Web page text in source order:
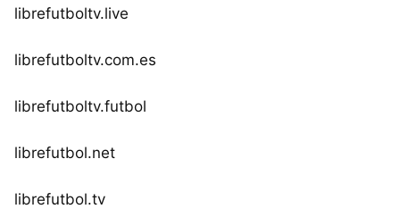
librefutboltv.live
librefutboltv.com.es
librefutboltv.futbol
librefutbol.net
librefutbol.tv